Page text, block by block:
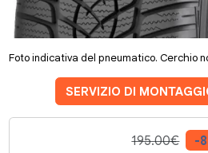
Foto indicativa del pneumatico. Cerchio
SERVIZIO DI
195.00€ -